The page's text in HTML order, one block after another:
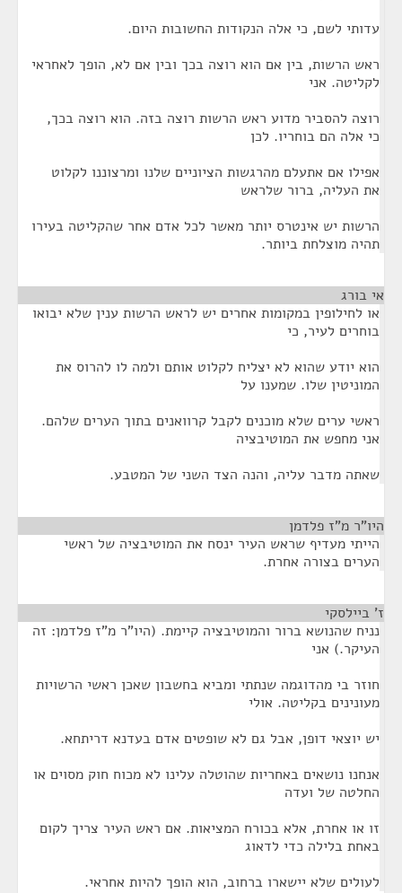
עדותי לשם, כי אלה הנקודות החשובות היום.
ראש הרשות, בין אם הוא רוצה בכך ובין אם לא, הופך לאחראי
לקליטה. אני
רוצה להסביר מדוע ראש הרשות רוצה בזה. הוא רוצה בכך,
כי אלה הם בוחריו. לכן
אפילו אם אתעלם מהרגשות הציוניים שלנו ומרצוננו לקלוט
את העליה, ברור שלראש
הרשות יש אינטרס יותר מאשר לכל אדם אחר שהקליטה בעירו
תהיה מוצלחת ביותר.
אי בורג
או לחילופין במקומות אחרים יש לראש הרשות ענין שלא יבואו
בוחרים לעיר, כי
הוא יודע שהוא לא יצליח לקלוט אותם ולמה לו להרוס את
המוניטין שלו. שמענו על
ראשי ערים שלא מוכנים לקבל קרוואנים בתוך הערים שלהם.
אני מחפש את המוטיבציה
שאתה מדבר עליה, והנה הצד השני של המטבע.
היו"ר מ"ז פלדמן
הייתי מעדיף שראש העיר ינסח את המוטיבציה של ראשי
הערים בצורה אחרת.
ז' ביילסקי
נניח שהנושא ברור והמוטיבציה קיימת. (היו"ר מ"ז פלדמן: זה
העיקר.) אני
חוזר בי מהדוגמה שנתתי ומביא בחשבון שאכן ראשי הרשויות
מעונינים בקליטה. אולי
יש יוצאי דופן, אבל גם לא שופטים אדם בעדנא דריתחא.
אנחנו נושאים באחריות שהוטלה עלינו לא מכוח חוק מסוים או
החלטה של ועדה
זו או אחרת, אלא בכורח המציאות. אם ראש העיר צריך לקום
באחת בלילה כדי לדאוג
לעולים שלא יישארו ברחוב, הוא הופך להיות אחראי.